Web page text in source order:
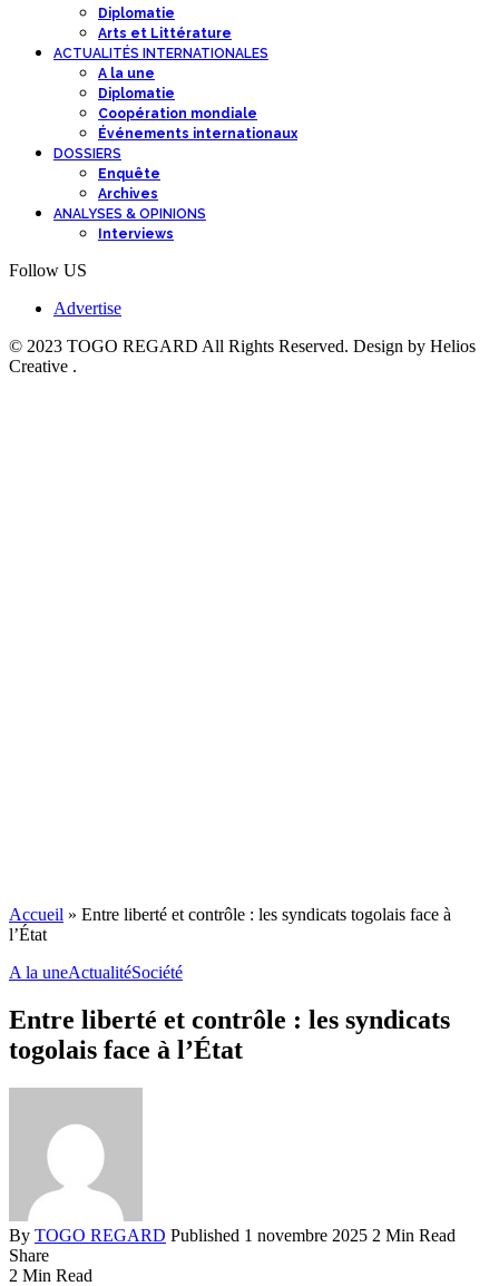
Diplomatie
Arts et Littérature
ACTUALITÉS INTERNATIONALES
A la une
Diplomatie
Coopération mondiale
Événements internationaux
DOSSIERS
Enquête
Archives
ANALYSES & OPINIONS
Interviews
Follow US
Advertise
© 2023 TOGO REGARD All Rights Reserved. Design by Helios
Creative .
Accueil » Entre liberté et contrôle : les syndicats togolais face à
l’État
A la uneActualitéSociété
Entre liberté et contrôle : les syndicats
togolais face à l’État
By TOGO REGARD Published 1 novembre 2025 2 Min Read
Share
2 Min Read